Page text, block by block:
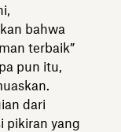
bahwa
terbaik”
pun itu,
dari
pikiran yang